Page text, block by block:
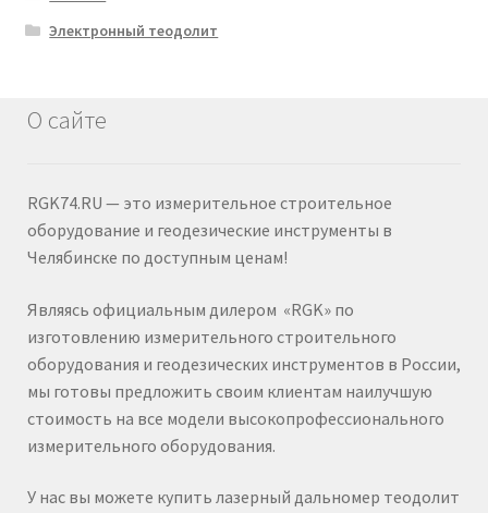
Электронный теодолит
О сайте
RGK74.RU — это измерительное строительное
оборудование и геодезические инструменты в
Челябинске по доступным ценам!
Являясь официальным дилером «RGK» по
изготовлению измерительного строительного
оборудования и геодезических инструментов в России,
мы готовы предложить своим клиентам наилучшую
стоимость на все модели высокопрофессионального
измерительного оборудования.
У нас вы можете купить лазерный дальномер теодолит